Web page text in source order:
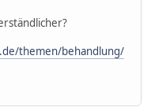
themen/behandlung/